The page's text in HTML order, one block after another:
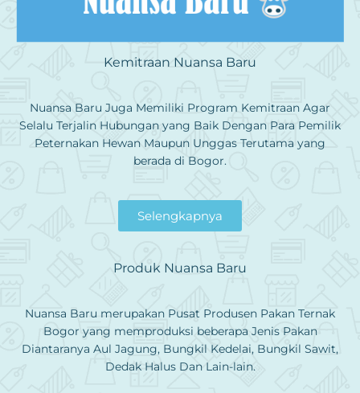
Kemitraan Nuansa Baru
Nuansa Baru Juga Memiliki Program Kemitraan Agar
Selalu Terjalin Hubungan yang Baik Dengan Para Pemilik
Peternakan Hewan Maupun Unggas Terutama yang
berada di Bogor.
Selengkapnya
Produk Nuansa Baru
Nuansa Baru merupakan Pusat Produsen Pakan Ternak
Bogor yang memproduksi beberapa Jenis Pakan
Diantaranya Aul Jagung, Bungkil Kedelai, Bungkil Sawit,
Dedak Halus Dan Lain-lain.